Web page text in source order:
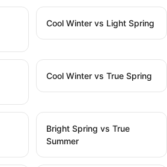
Cool Winter vs Light Spring
Cool Winter vs True Spring
Bright Spring vs True
Summer